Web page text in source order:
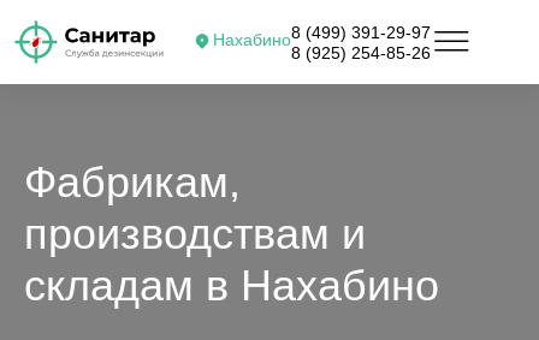
Нахабино8 (499) 391-29-97
8 (925) 254-85-26
Фабрикам,
производствам и
складам в Нахабино